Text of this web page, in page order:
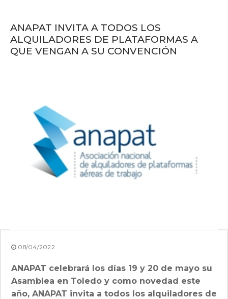
ANAPAT INVITA A TODOS LOS
ALQUILADORES DE PLATAFORMAS A
QUE VENGAN A SU CONVENCIÓN
08/04/2022
ANAPAT celebrará los días 19 y 20 de mayo su
Asamblea en Toledo y como novedad este
año, ANAPAT invita a todos los alquiladores de